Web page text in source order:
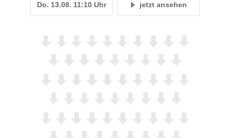
Do. 13.08. 11:10 Uhr jetzt ansehen